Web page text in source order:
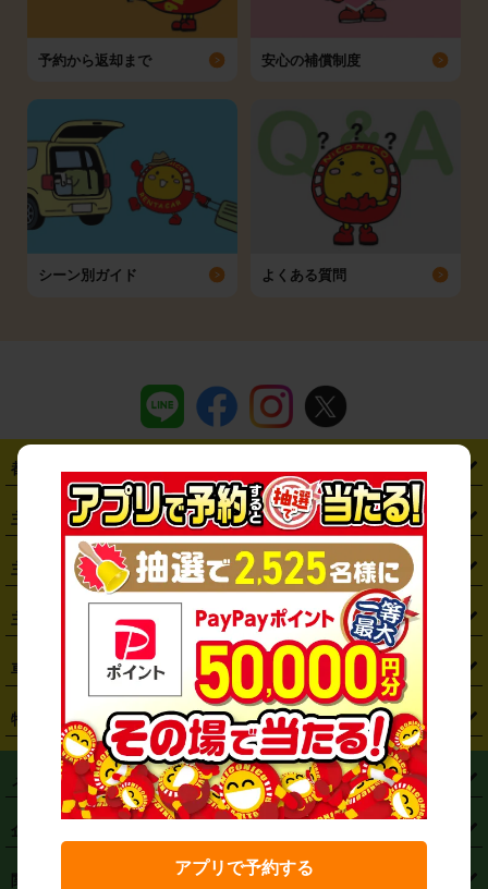
予約から返却まで 安心の補償制度
シーン別ガイド よくある質問
都道府県から探す
・ 北海道 ・青森県 ・岩手県 ・宮城県 ・秋田県 ・山形県
・東京都 ・神奈川県 ・埼玉県 ・千葉県 ・
・ 栃木県 ・群馬県 ・山梨県 ・愛知県 ・静岡県 ・岐阜県
・ 新潟県 富山県 ・石川県 ・福井県 ・大阪府
京都府 滋賀県 ・和歌山県 ・ 奈良県 ・三重県
・島根県 ・岡山県 ・広島県 ・山口県 ・徳島県
香川県 ・愛媛県 ・高知県 ・福岡県 ・佐賀県 ・長崎県
熊本県 ・大分県 ・宮崎県 ・鹿児島県 ・沖縄県
主要駅から探す
・ 札幌駅 ・仙台駅 ・新宿駅 ・池袋駅 ・渋谷駅 東京駅
・川崎駅 ・大宮駅 ・西船橋駅 ・柏駅 ・名古屋駅
・ 難波駅 三宮駅 ・京都駅 ・ 広島駅 ・博多駅
・ 那覇空港駅
主要空港から探す
・ 新千歳空港 仙台空港
・ 羽田空港
・ 中部国際空港セントレア 関西国際空港
・ 大阪国際空港（伊丹空港） ・神戸空港
・ 岡山空港 ・徳島空港
・ 福岡空港 ・鹿児島空港
・
主要都市から探す
・仙台市
・さいたま市
・ 横浜市 ・川崎市
相模原市 ・新潟市
静岡市 ・浜松市
・ 名古屋市 ・京都市
・ 堺市
車種から探す
・コンパクトカー ・ステーションワゴン・セダン
ミニバン・ワンボックス ・ 高級ミニバン・ワンボックス
・ 軽トラック・商用バン
トラック・バン (タウンエースバン、ライトエースバン等)
(ハイエースバン・キャラバン等)
特徴から探す
ハイブリッド ・宅配レンタカー ・ETCカードレンタル
・ 長期レンタル ・ 深夜時間帯レンタル ・免責補償プラス
・
国際運転免許証 ・営業時間外返却サービス
メニュー
トップページ ・はじめての方へ ・ご利用案内
予約から返却まで
企業情報
ニュース ・フランチャイズ募集
関連サービス
アプリで予約する